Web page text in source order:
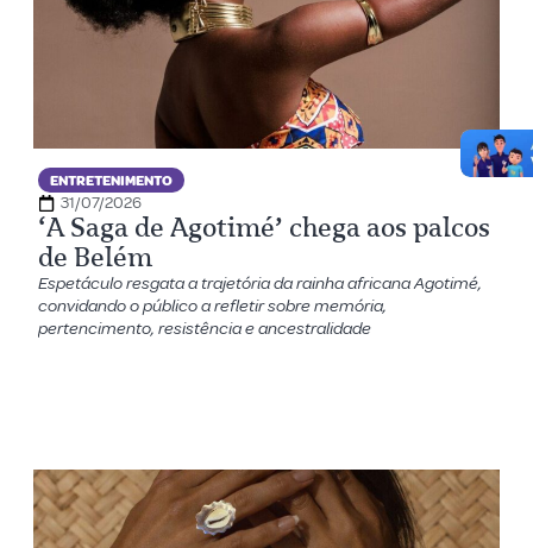
ENTRETENIMENTO
31/07/2026
‘A Saga de Agotimé’ chega aos palcos
de Belém
Espetáculo resgata a trajetória da rainha africana Agotimé,
convidando o público a refletir sobre memória,
pertencimento, resistência e ancestralidade